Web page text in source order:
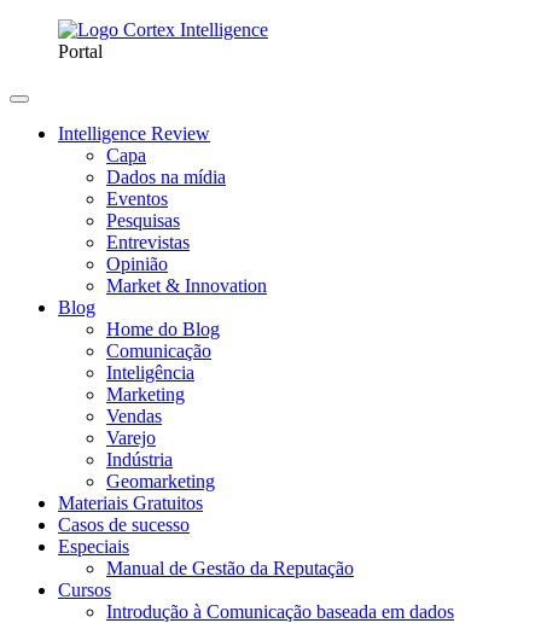
Portal
Intelligence Review
Capa
Dados na mídia
Eventos
Pesquisas
Entrevistas
Opinião
Market & Innovation
Blog
Home do Blog
Comunicação
Inteligência
Marketing
Vendas
Varejo
Indústria
Geomarketing
Materiais Gratuitos
Casos de sucesso
Especiais
Manual de Gestão da Reputação
Cursos
Introdução à Comunicação baseada em dados